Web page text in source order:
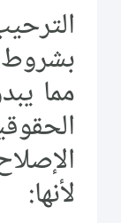
بشروط
مما
لأنها: